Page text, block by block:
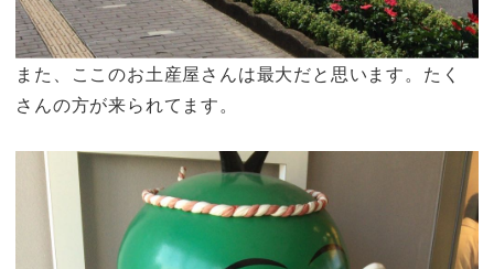
また、ここのお土産屋さんは最大だと思います。たく
さんの方が来られてます。